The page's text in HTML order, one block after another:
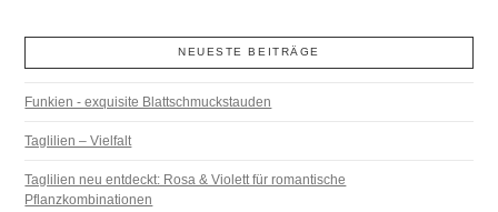
NEUESTE BEITRÄGE
Funkien - exquisite Blattschmuckstauden
Taglilien – Vielfalt
Taglilien neu entdeckt: Rosa & Violett für romantische
Pflanzkombinationen